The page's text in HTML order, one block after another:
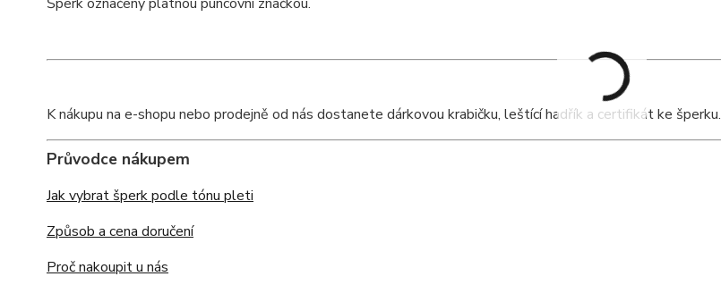
K nákupu na e-shopu nebo prodejně od nás dostanete dárkovou krabičku, leštící hadřík a certifikát ke šperku.
Průvodce nákupem
Jak vybrat šperk podle tónu pleti
Způsob a cena doručení
Proč nakoupit u nás